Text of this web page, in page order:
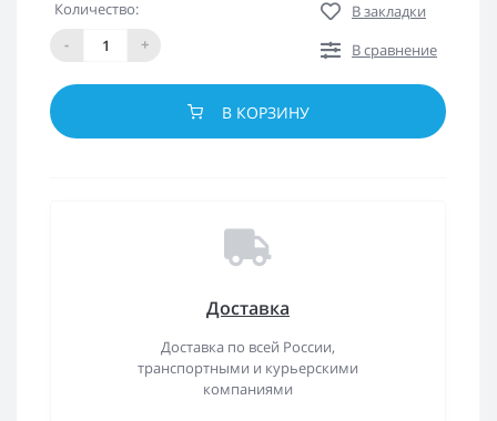
Количество:
-
+
В закладки
В сравнение
В КОРЗИНУ
Доставка
Доставка по всей России,
транспортными и курьерскими
компаниями